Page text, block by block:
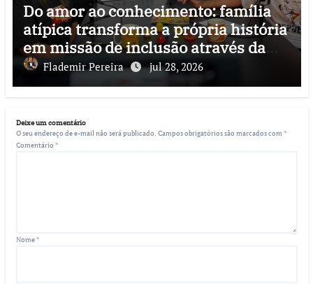
Do amor ao conhecimento: família
atípica transforma a própria história
em missão de inclusão através da
psicopedagogia, podcast e arte nas
ruas
Flademir Pereira jul 28, 2026
Deixe um comentário
O seu endereço de e-mail não será publicado. Campos obrigatórios são marcados com *
Comentário *
Nome*